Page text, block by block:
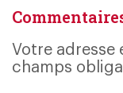
Votre adresse
champs